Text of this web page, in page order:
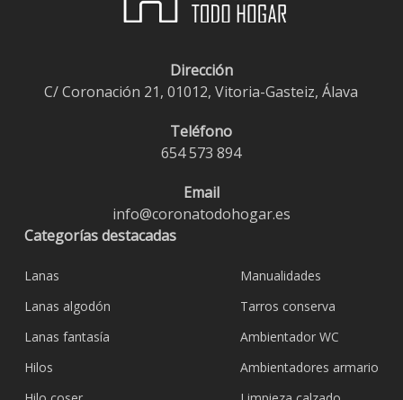
Dirección
C/ Coronación 21, 01012, Vitoria-Gasteiz, Álava
Teléfono
654 573 894
Email
info@coronatodohogar.es
Categorías destacadas
Lanas
Lanas algodón
Lanas fantasía
Hilos
Manualidades
Tarros conserva
Ambientador WC
Ambientadores armario